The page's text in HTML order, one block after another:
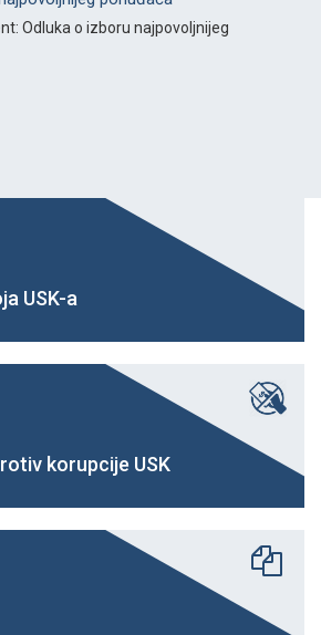
Odluka o izboru najpovoljnijeg
USK-a
korupcije USK